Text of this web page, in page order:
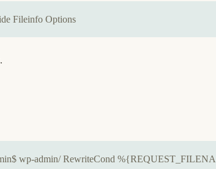
Fileinfo Options
wp-admin/ RewriteCond